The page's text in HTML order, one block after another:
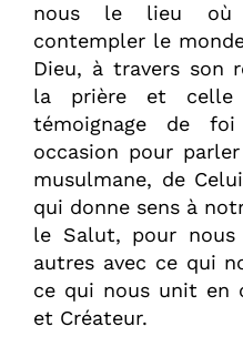
nous le lieu où
contempler le
Dieu, à travers son
la prière et celle
témoignage de
occasion pour
musulmane, de
qui donne sens à
le Salut, pour
autres avec ce qui
ce qui nous unit en
et Créateur.